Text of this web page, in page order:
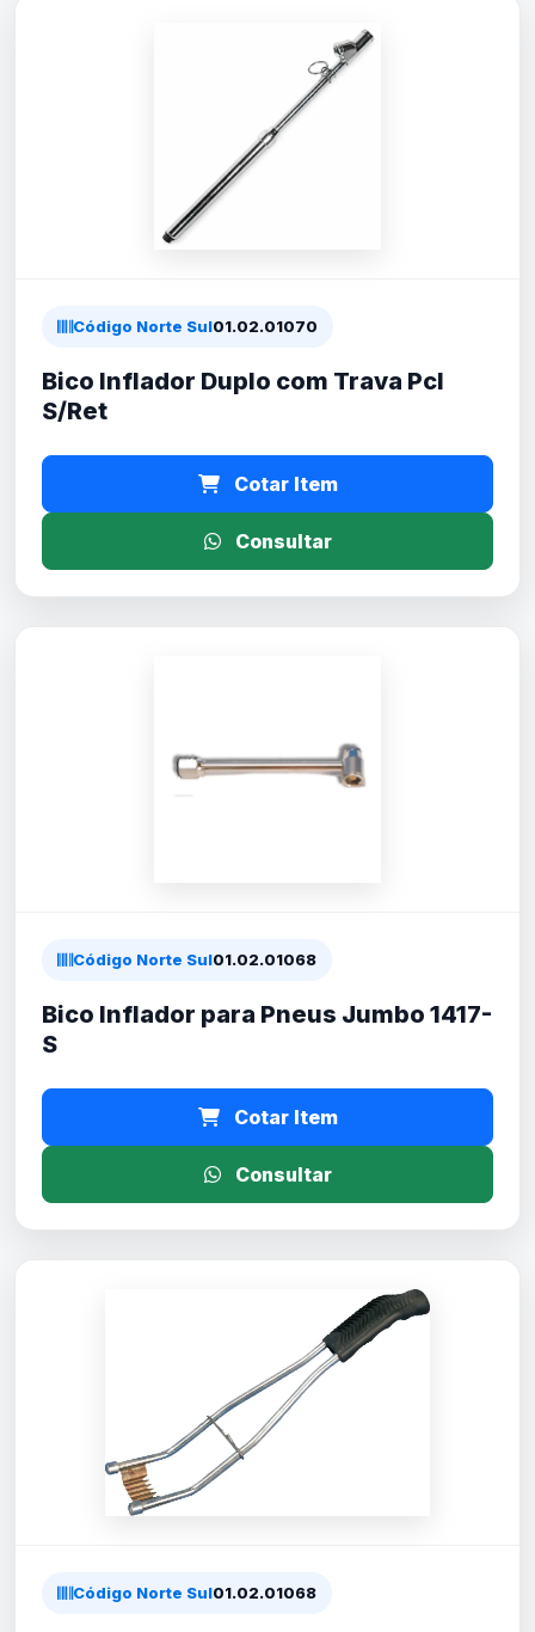
Código Norte Sul01.02.01070
Bico Inflador Duplo com Trava Pcl
S/Ret
Cotar Item
Consultar
Código Norte Sul01.02.01068
Bico Inflador para Pneus Jumbo 1417-
S
Cotar Item
Consultar
Código Norte Sul01.02.01068